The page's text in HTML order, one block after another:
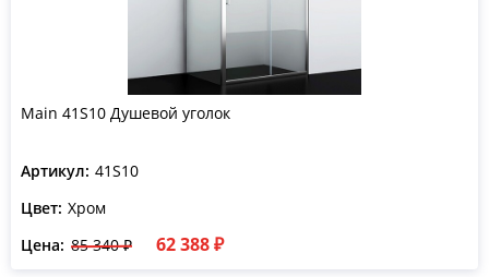
Main 41S10 Душевой уголок
Артикул: 41S10
Цвет: Хром
Цена: 85 340 ₽ 62 388 ₽